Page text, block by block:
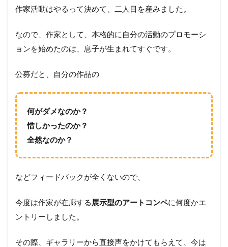
作家活動はやるって決めて、二人目を産みました。
なので、作家として、本格的に自分の活動のプロモーシ
ョンを始めたのは、息子が生まれてすぐです。
公募だと、自分の作品の
何がダメなのか？
惜しかったのか？
全然なのか？
などフィードバックが全くないので、
今度は作家が在廊する 展示型のアートコンペに何度かエ
ントリーしました。
その際、ギャラリーから直接声をかけてもらえて、今は